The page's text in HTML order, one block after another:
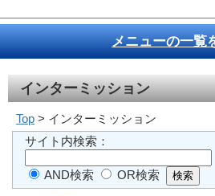
メニューの一覧
インターミッション
Top > インターミッション
サイト内検索：
AND検索
OR検索